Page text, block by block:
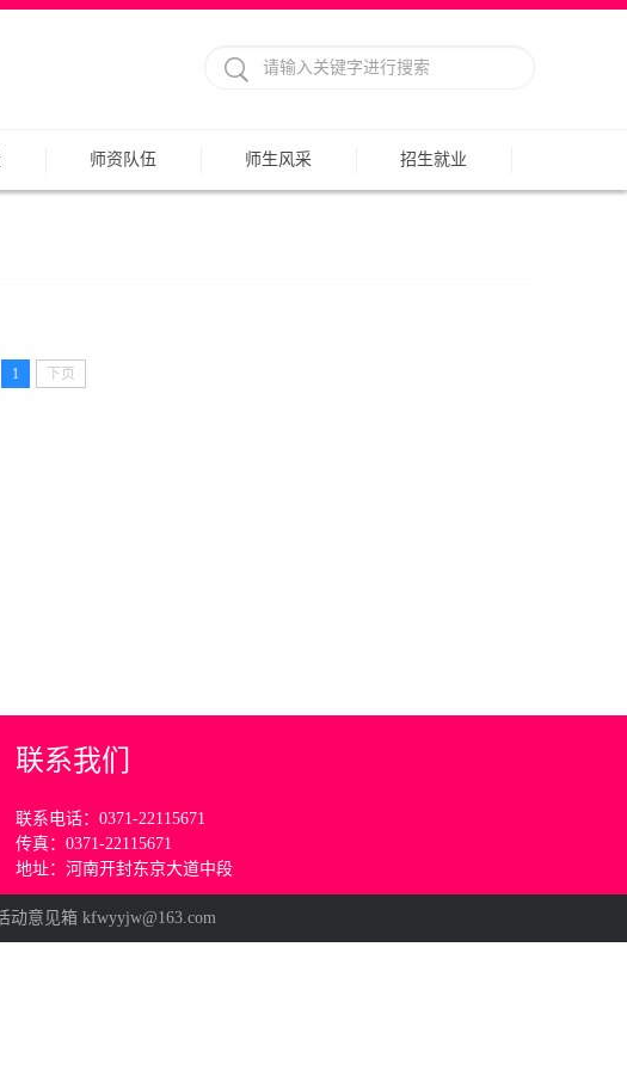
师资队伍 师生风采 招生就业
1 下页
联系我们
联系电话：0371-22115671
传真：0371-22115671
地址：河南开封东京大道中段
意见箱 kfwyyjw@163.com